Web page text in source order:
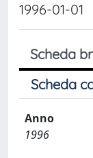
1996-01-01
Scheda
Scheda
Anno
1996